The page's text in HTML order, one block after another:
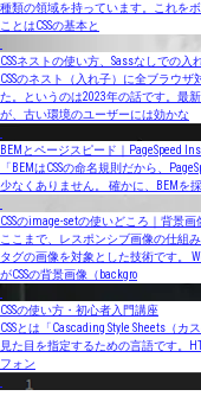
種類の領域を持っています。これを
ことはCSSの基本と
CSSネストの使い方、Sassなしでの
CSSのネスト（入れ子）に全ブラウザ
た。というのは2023年の話です。最
が、古い環境のユーザーには効かな
BEMとページスピード｜PageSpeed
「BEMはCSSの命名規則だから、
少なくありません。 確かに、BEMを
CSSのimage-setの使いどころ｜背景
ここまで、レスポンシブ画像の仕組
タグの画像を対象とした技術です。
がCSSの背景画像（backgro
CSSの使い方・初心者入門講座
CSSとは「Cascading Style Sheets（
見た目を指定するための言語です。
フォン